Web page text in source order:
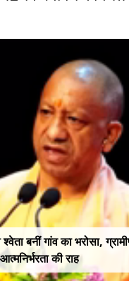
बनीं गांव का भरोसा,
की राह